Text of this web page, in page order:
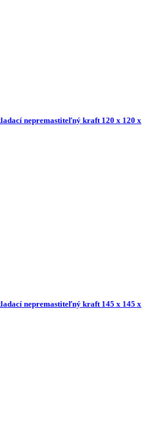
nepremastiteľný kraft 120 x 120 x
nepremastiteľný kraft 145 x 145 x